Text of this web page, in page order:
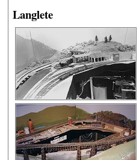
Langlete